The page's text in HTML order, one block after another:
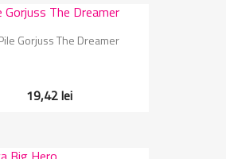
Vizualizare rapida
Gorjuss The Dreamer
19,42 lei